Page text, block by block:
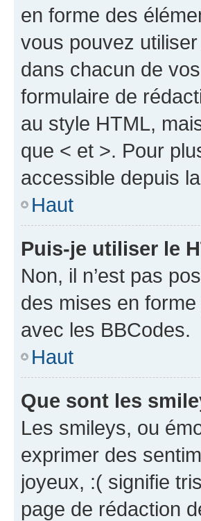
en forme des
vous pouvez
dans chacun de
formulaire de
au style HTML,
que < et >. Pour
accessible depuis
Haut
Puis-je utiliser le
Non, il n’est pas
des mises en
avec les BBCodes.
Haut
Que sont les
Les smileys, ou
exprimer des
joyeux, :( signifie
page de rédaction